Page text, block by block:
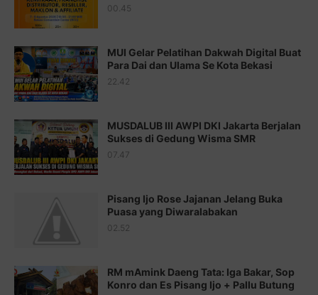
Juz 15 ⇨http://j.mp/2bFRQIM
Juz 17 ⇨http://j.mp/2brHsFz
Juz 18 ⇨http://j.mp/2b8SCfc
Juz 19 ⇨http://j.mp/2bFSq95
Juz 20 ⇨http://j.mp/2brI1zc
Juz 21 ⇨http://j.mp/2b8VcBO
http://j.mp/2bFRxNP
http://j.mp/2brItxm
Juz 25 ⇨http://j.mp/2brImlf
00.45
MUI Gelar Pelatihan Dakwah Digital Buat
Para Dai dan Ulama Se Kota Bekasi
22.42
MUSDALUB III AWPI DKI Jakarta Berjalan
Sukses di Gedung Wisma SMR
07.47
Pisang Ijo Rose Jajanan Jelang Buka
Puasa yang Diwaralabakan
02.52
RM mAmink Daeng Tata: Iga Bakar, Sop
Konro dan Es Pisang Ijo + Pallu Butung